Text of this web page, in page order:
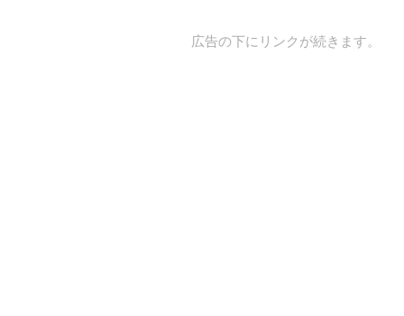
広告の下にリンクが続きます。